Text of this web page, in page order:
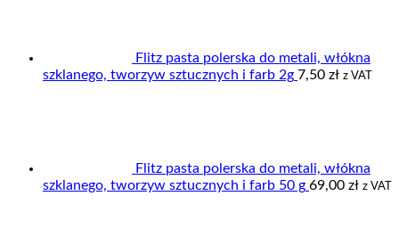
Flitz pasta polerska do metali, włókna
szklanego, tworzyw sztucznych i farb 2g 7,50 zł z VAT
Flitz pasta polerska do metali, włókna
szklanego, tworzyw sztucznych i farb 50 g 69,00 zł z VAT